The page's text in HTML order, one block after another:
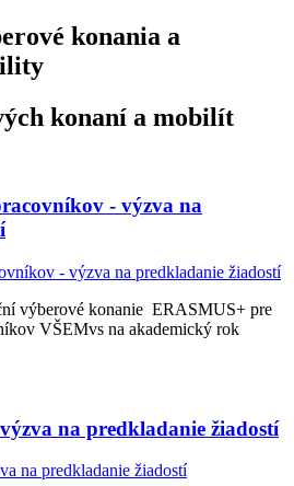
konania a
konaní a mobilít
- výzva na
výberové konanie ERASMUS+ pre
VŠEMvs na akademický rok
na predkladanie žiadostí